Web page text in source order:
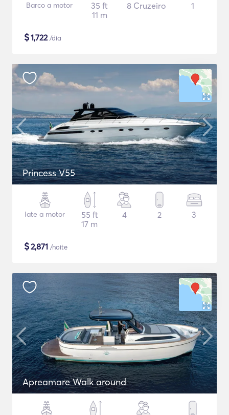
Barco a motor
35 ft
11 m
8 Cruzeiro 1
$1,722/dia
Princess V55
Iate a motor
55 ft
17 m
4 2 3
$2,871 /noite
Apreamare Walk around